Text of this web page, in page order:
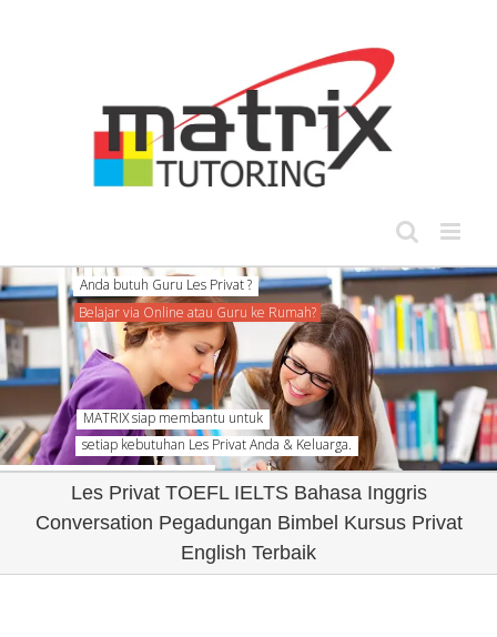
setiap kebutuhan Les Privat Anda & Keluarga.
Les Privat TOEFL IELTS Bahasa Inggris
Conversation Pegadungan Bimbel Kursus Privat
English Terbaik